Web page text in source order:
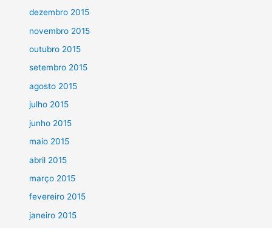
dezembro 2015
novembro 2015
outubro 2015
setembro 2015
agosto 2015
julho 2015
junho 2015
maio 2015
abril 2015
março 2015
fevereiro 2015
janeiro 2015